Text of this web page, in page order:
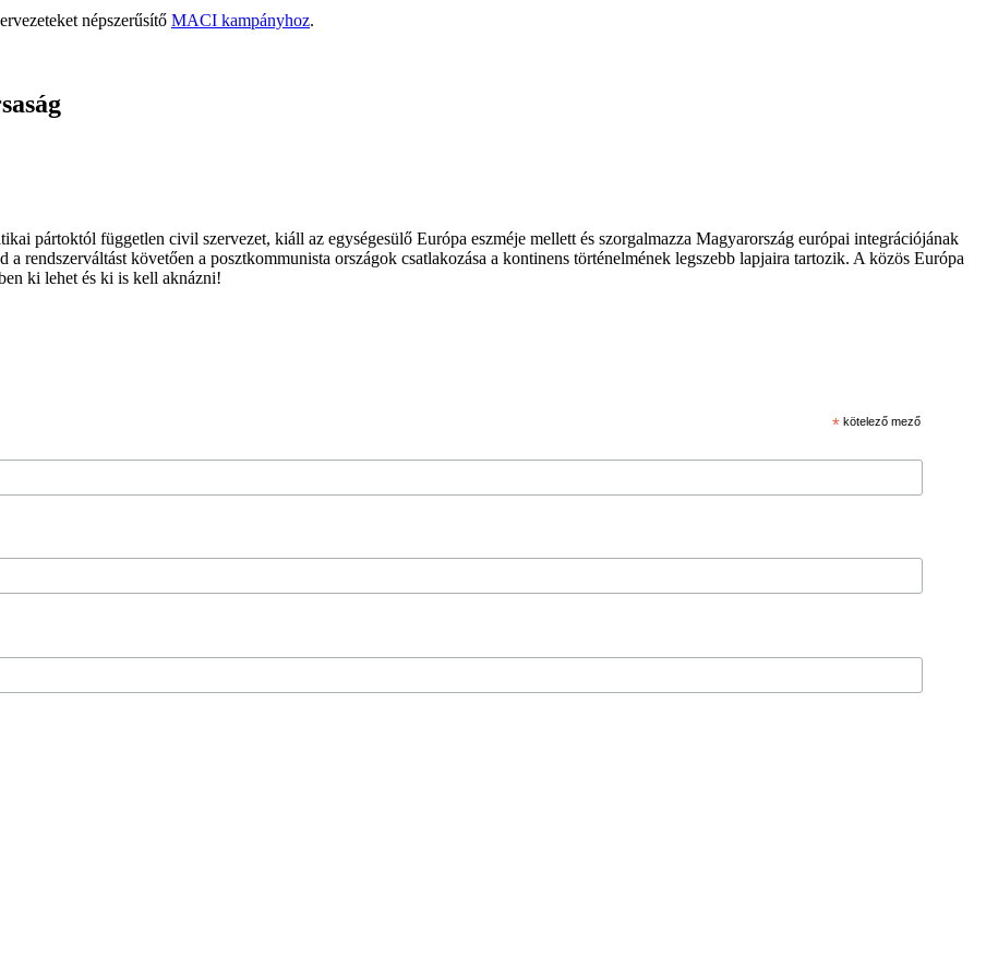
népszerűsítő MACI kampányhoz.
pártoktól független civil szervezet, kiáll az egységesülő Európa eszméje mellett és szorgalmazza Magyarország európai integrációjának
rendszerváltást követően a posztkommunista országok csatlakozása a kontinens történelmének legszebb lapjaira tartozik. A közös Európa
ki lehet és ki is kell aknázni!
* kötelező mező